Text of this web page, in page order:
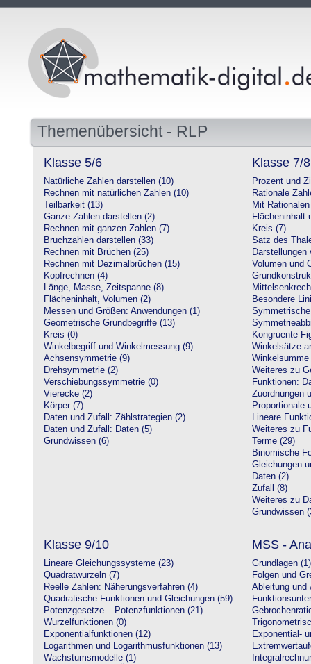
Themenübersicht - RLP
Klasse 5/6
Natürliche Zahlen darstellen (10)
Rechnen mit natürlichen Zahlen (10)
Teilbarkeit (13)
Ganze Zahlen darstellen (2)
Rechnen mit ganzen Zahlen (7)
Bruchzahlen darstellen (33)
Rechnen mit Brüchen (25)
Rechnen mit Dezimalbrüchen (15)
Kopfrechnen (4)
Länge, Masse, Zeitspanne (8)
Flächeninhalt, Volumen (2)
Messen und Größen: Anwendungen (1)
Geometrische Grundbegriffe (13)
Kreis (0)
Winkelbegriff und Winkelmessung (9)
Achsensymmetrie (9)
Drehsymmetrie (2)
Verschiebungssymmetrie (0)
Vierecke (2)
Körper (7)
Daten und Zufall: Zählstrategien (2)
Daten und Zufall: Daten (5)
Grundwissen (6)
Klasse 7/8
Prozent und
Rationale
Mit
Flächeninhalt
Kreis (7)
Satz des
Darstellungen
Volumen und
Besondere
Kongruente
Winkelsätze
Weiteres zu
Funktionen:
Zuordnungen
Proportionale
Lineare
Weiteres zu
Terme (29)
Binomische
Gleichungen
Daten (2)
Zufall (8)
Weiteres zu
Grundwissen
Klasse 9/10
Lineare Gleichungssysteme (23)
Quadratwurzeln (7)
Reelle Zahlen: Näherungsverfahren (4)
Quadratische Funktionen und Gleichungen (59)
Potenzgesetze – Potenzfunktionen (21)
Wurzelfunktionen (0)
Exponentialfunktionen (12)
Logarithmen und Logarithmusfunktionen (13)
Wachstumsmodelle (1)
MSS -
Grundlagen (1)
Folgen und
Ableitung und
Exponential-